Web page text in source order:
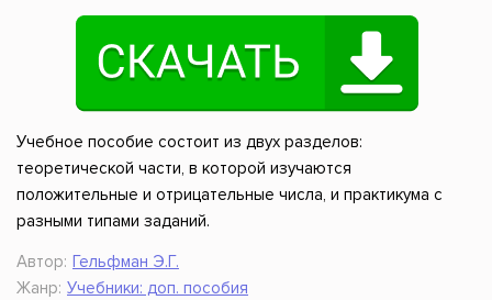
Учебное пособие состоит из двух разделов:
теоретической части, в которой изучаются
положительные и отрицательные числа, и практикума с
разными типами заданий.
Автор: Гельфман Э.Г.
Жанр: Учебники: доп. пособия